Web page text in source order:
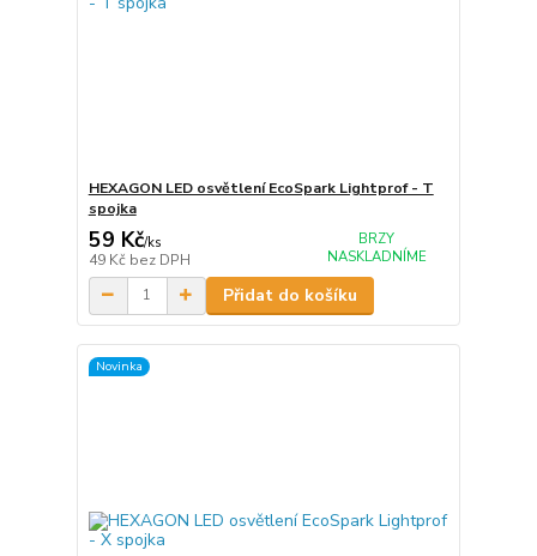
HEXAGON LED osvětlení EcoSpark Lightprof - T
spojka
59 Kč/ks
49 Kč bez DPH
BRZY
NASKLADNÍME
Přidat do košíku
Novinka